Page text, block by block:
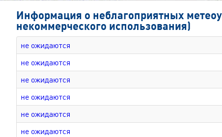
Информация о неблагоприятных
некоммерческого использования)
не ожидаются
не ожидаются
не ожидаются
не ожидаются
не ожидаются
не ожидаются